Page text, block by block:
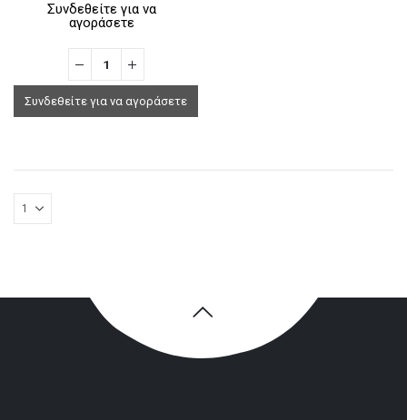
Συνδεθείτε για να
αγοράσετε
Συνδεθείτε για να αγοράσετε